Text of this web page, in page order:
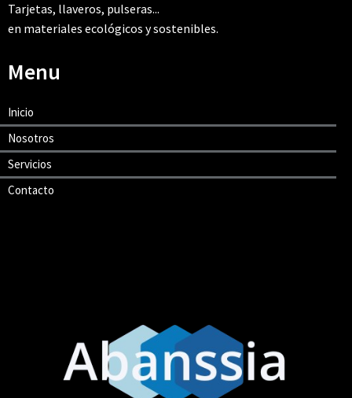
Tarjetas, llaveros, pulseras...
en materiales ecológicos y sostenibles.
Menu
Inicio
Nosotros
Servicios
Contacto